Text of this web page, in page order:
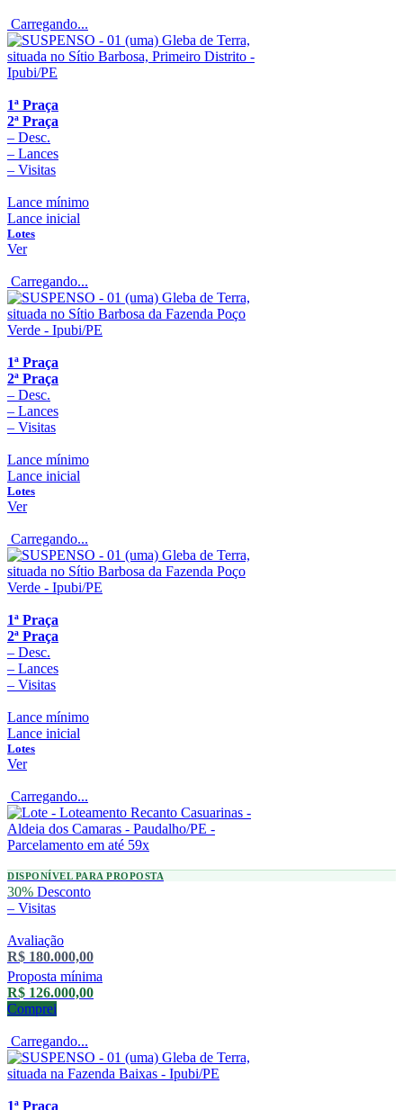
Carregando...
1ª Praça
2ª Praça
– Desc.
– Lances
– Visitas
Lance mínimo
Lance inicial
Lotes
Ver
Carregando...
1ª Praça
2ª Praça
– Desc.
– Lances
– Visitas
Lance mínimo
Lance inicial
Lotes
Ver
Carregando...
1ª Praça
2ª Praça
– Desc.
– Lances
– Visitas
Lance mínimo
Lance inicial
Lotes
Ver
Carregando...
DISPONÍVEL PARA PROPOSTA
30% Desconto
– Visitas
Avaliação
R$ 180.000,00
Proposta mínima
R$ 126.000,00
Comprei
Carregando...
1ª Praça